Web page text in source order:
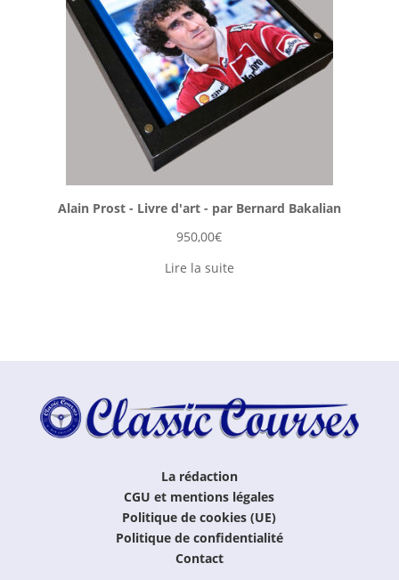
Alain Prost - Livre d'art - par Bernard Bakalian
950,00€
Lire la suite
La rédaction
CGU et mentions légales
Politique de cookies (UE)
Politique de confidentialité
Contact